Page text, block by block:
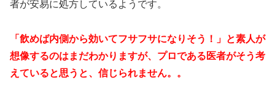
者が安易に処方しているようです。
「飲めば内側から効いてフサフサになりそう！」と素人が
想像するのはまだわかりますが、プロである医者がそう考
えていると思うと、信じられません。。